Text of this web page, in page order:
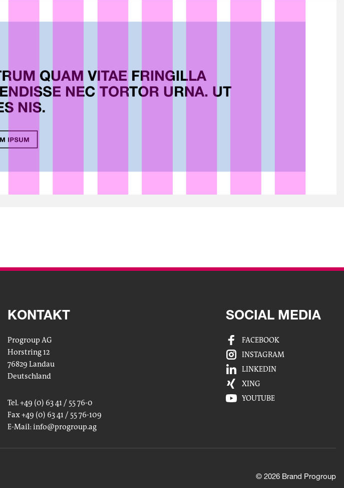
KONTAKT
Progroup AG
Horstring 12
76829 Landau
Deutschland
Tel. +49 (0) 63 41 / 55 76-0
Fax +49 (0) 63 41 / 55 76-109
E-Mail:info@progroup.ag
SOCIAL MEDIA
FACEBOOK
INSTAGRAM
LINKEDIN
XING
YOUTUBE
© 2026 Brand Progroup